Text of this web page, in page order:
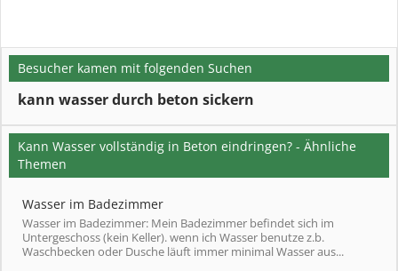
Besucher kamen mit folgenden Suchen
kann wasser durch beton sickern
Kann Wasser vollständig in Beton eindringen? - Ähnliche
Themen
Wasser im Badezimmer
Wasser im Badezimmer: Mein Badezimmer befindet sich im
Untergeschoss (kein Keller). wenn ich Wasser benutze z.b.
Waschbecken oder Dusche läuft immer minimal Wasser aus...